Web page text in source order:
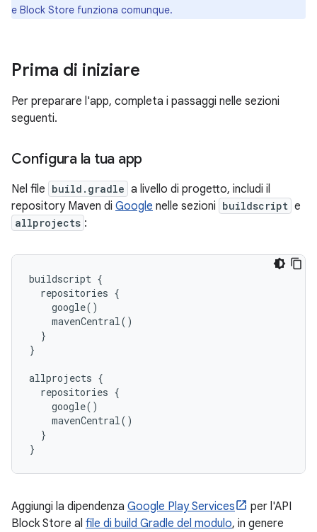
e Block Store funziona comunque.
Prima di iniziare
Per preparare l'app, completa i passaggi nelle sezioni
seguenti.
Configura la tua app
Nel file build.gradle a livello di progetto, includi il
repository Maven di Google nelle sezioni buildscript e
allprojects :
buildscript {
  repositories {
    google()
    mavenCentral()
  }
}
allprojects {
  repositories {
    google()
    mavenCentral()
  }
Aggiungi la dipendenza Google Play Services
per l'API
Block Store al file di build Gradle del modulo, in genere